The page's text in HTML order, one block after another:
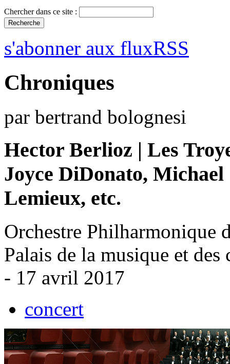
Chercher dans ce site :
s'abonner aux fluxRSS
Chroniques
par bertrand bolognesi
Hector Berlioz | Les
Joyce DiDonato,
Lemieux, etc.
Orchestre Philharmonique
Palais de la musique et des
- 17 avril 2017
concert